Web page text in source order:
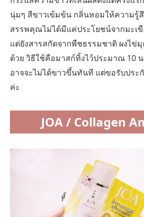
นุ่มๆ สีขาวเข้มข้น กลิ่นหอมให้ความรู้
สรรพคุณไม่ได้มีแค่ประโยชน์จากมะเ
แต่ยังสารสกัดจากพืชธรรมชาติ ผงไข่
ด้วย วิธีใช้คือมาสก์ทิ้งไว้ประมาณ 10
อาจจะไม่ได้ขาวขึ้นทันที แต่ขอรับปร
ค่ะ
JOA / Collagen